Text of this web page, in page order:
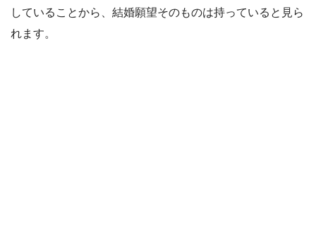
していることから、結婚願望そのものは持っていると見ら
れます。